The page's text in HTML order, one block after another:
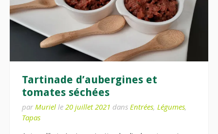
Tartinade d’aubergines et
tomates séchées
par Muriel le 20 juillet 2021 dans Entrées, Légumes,
Tapas